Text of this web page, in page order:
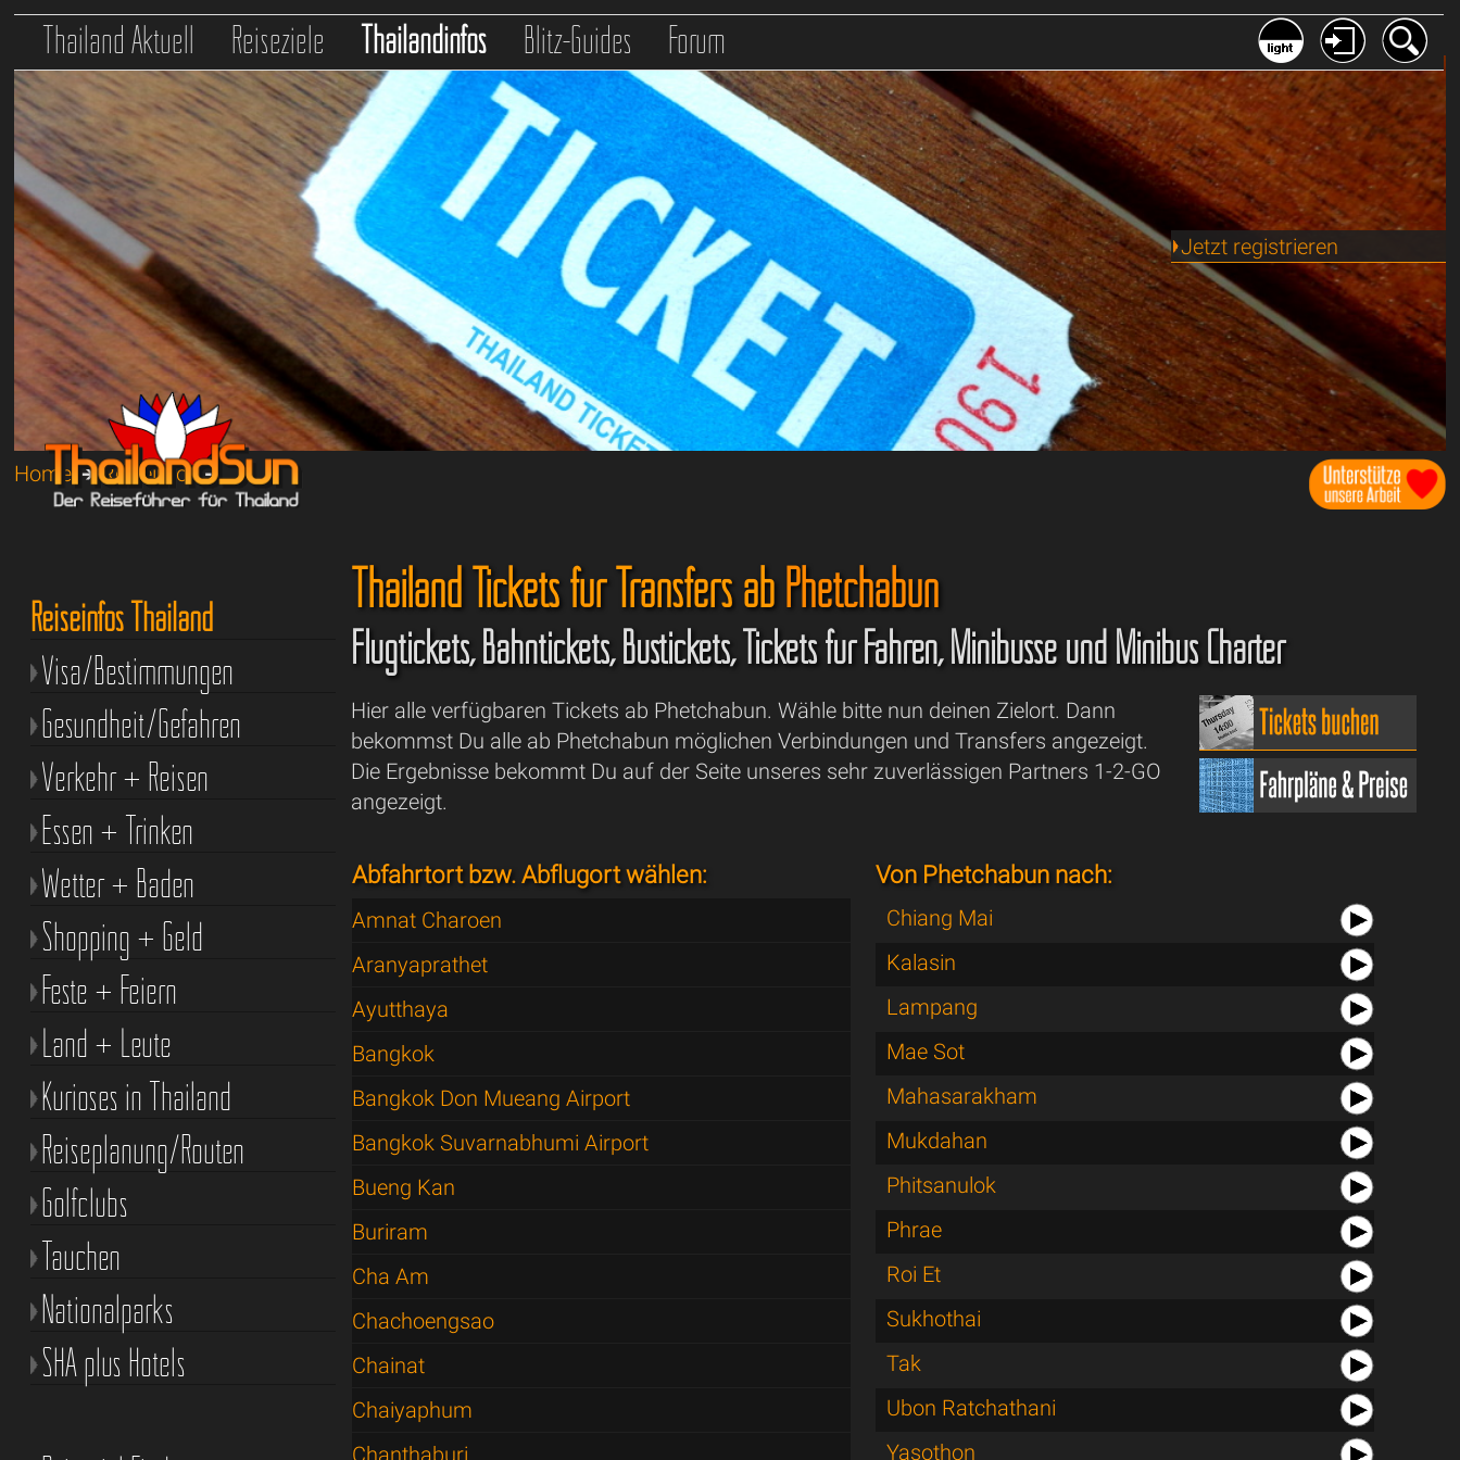
Thailand Aktuell Reiseziele Thailandinfos Blitz-Guides Forum
Jetzt registrieren
Home➔Reiseinfos➔
Thailand Tickets für Transfers abPhetchabun
Flugtickets, Bahntickets, Bustickets, Tickets für Fähren, Minibusse und Minibus Charter
Hier alle verfügbaren Tickets ab Phetchabun. Wähle bitte nun deinen Zielort. Dann
bekommst Du alle ab Phetchabun möglichen Verbindungen und Transfers angezeigt.
Die Ergebnisse bekommt Du auf der Seite unseres sehr zuverlässigen Partners 1-2-GO
angezeigt.
Abfahrtort bzw. Abflugort wählen:
Amnat Charoen
Aranyaprathet
Ayutthaya
Bangkok
Bangkok Don Mueang Airport
Bangkok Suvarnabhumi Airport
Bueng Kan
Buriram
Cha Am
Chachoengsao
Chainat
Chaiyaphum
Chanthaburi
Von Phetchabun nach:
Chiang Mai
Kalasin
Lampang
Mae Sot
Mahasarakham
Mukdahan
Phitsanulok
Phrae
Roi Et
Sukhothai
Tak
Ubon Ratchathani
Yasothon
Reiseinfos Thailand
Visa/Bestimmungen
Gesundheit/Gefahren
Verkehr + Reisen
Essen + Trinken
Wetter + Baden
Shopping + Geld
Feste + Feiern
Land + Leute
Kurioses in Thailand
Reiseplanung/Routen
Golfclubs
Tauchen
Nationalparks
SHA plus Hotels